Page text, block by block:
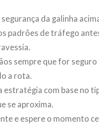
da galinha
padrões de tráfego
sempre que for
a rota.
estratégia com base no
se aproxima.
e espere o momento